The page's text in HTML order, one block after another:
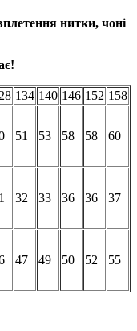
нитки, чоні
134 140 146 152 158
51 53 58 58 60
32 33 36 36 37
47 49 50 52 55